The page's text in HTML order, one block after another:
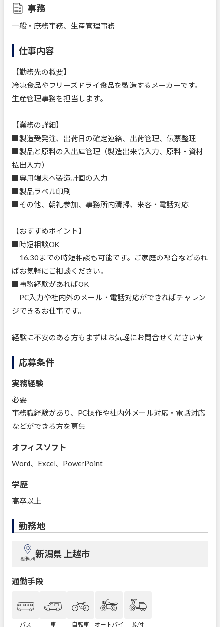
事務
一般・庶務事務、生産管理事務
仕事内容
【勤務先の概要】
冷凍食品やフリーズドライ食品を製造するメーカーです。
生産管理事務を担当します。
【業務の詳細】
■製造受発注、出荷日の確定連絡、出荷管理、伝票整理
■製品と原料の入出庫管理（製造出来高入力、原料・資材
払出入力）
■専用端末へ製造計画の入力
■製品ラベル印刷
■その他、朝礼参加、事務所内清掃、来客・電話対応
【おすすめポイント】
■時短相談OK
16:30までの時短相談も可能です。ご家庭の都合などあれ
ばお気軽にご相談ください。
■事務経験があればOK
PC入力や社内外のメール・電話対応ができればチャレン
ジできるお仕事です。
経験に不安のある方もまずはお気軽にお問合せください★
応募条件
実務経験
必要
事務職経験があり、PC操作や社内外メール対応・電話対応
などができる方を募集
オフィスソフト
Word、Excel、PowerPoint
学歴
高卒以上
勤務地
勤務地新潟県 上越市
通勤手段
バス 車 自転車 オートバイ 原付